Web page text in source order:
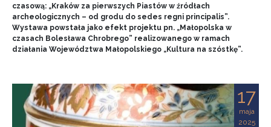
czasową: „Kraków za pierwszych Piastów w źródłach
archeologicznych – od grodu do sedes regni principalis”.
Wystawa powstała jako efekt projektu pn. „Małopolska w
czasach Bolesława Chrobrego” realizowanego w ramach
działania Województwa Małopolskiego „Kultura na szóstkę”.
17
maja
2025